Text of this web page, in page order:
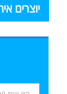
יוצרים